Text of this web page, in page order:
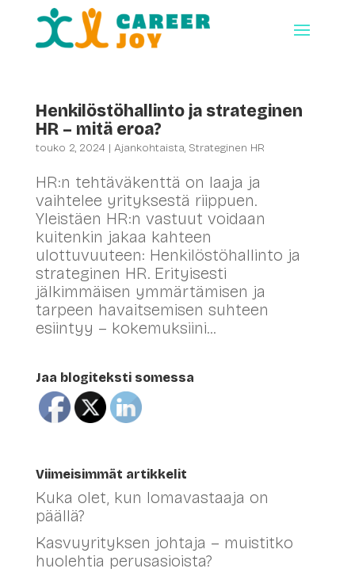
Henkilöstöhallinto ja strateginen
HR – mitä eroa?
touko 2, 2024 | Ajankohtaista, Strateginen HR
HR:n tehtäväkenttä on laaja ja
vaihtelee yrityksestä riippuen.
Yleistäen HR:n vastuut voidaan
kuitenkin jakaa kahteen
ulottuvuuteen: Henkilöstöhallinto ja
strateginen HR. Erityisesti
jälkimmäisen ymmärtämisen ja
tarpeen havaitsemisen suhteen
esiintyy – kokemuksiini...
Jaa blogiteksti somessa
Viimeisimmät artikkelit
Kuka olet, kun lomavastaaja on
päällä?
Kasvuyrityksen johtaja – muistitko
huolehtia perusasioista?